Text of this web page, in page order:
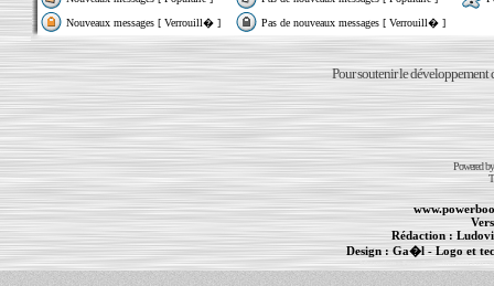
Nouveaux messages [ Verrouill� ]
Pas de nouveaux messages [ Verrouill� ]
Pour soutenir le développement
Powered
Rédaction :
Design : Ga�l- Logo et